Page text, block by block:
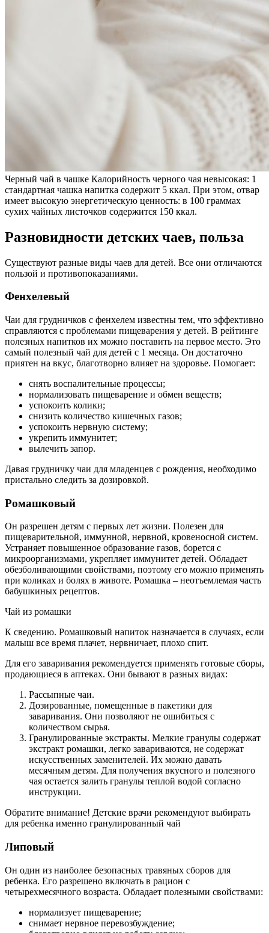
Черный чай в чашке Калорийность черного чая невысокая: 1
стандартная чашка напитка содержит 5 ккал. При этом, отвар
имеет высокую энергетическую ценность: в 100 граммах
сухих чайных листочков содержится 150 ккал.
Разновидности детских чаев, польза
Существуют разные виды чаев для детей. Все они отличаются
пользой и противопоказаниями.
Фенхелевый
Чаи для грудничков с фенхелем известны тем, что эффективно
справляются с проблемами пищеварения у детей. В рейтинге
полезных напитков их можно поставить на первое место. Это
самый полезный чай для детей с 1 месяца. Он достаточно
приятен на вкус, благотворно влияет на здоровье. Помогает:
снять воспалительные процессы;
нормализовать пищеварение и обмен веществ;
успокоить колики;
снизить количество кишечных газов;
успокоить нервную систему;
укрепить иммунитет;
вылечить запор.
Давая грудничку чаи для младенцев с рождения, необходимо
пристально следить за дозировкой.
Ромашковый
Он разрешен детям с первых лет жизни. Полезен для
пищеварительной, иммунной, нервной, кровеносной систем.
Устраняет повышенное образование газов, борется с
микроорганизмами, укрепляет иммунитет детей. Обладает
обезболивающими свойствами, поэтому его можно применять
при коликах и болях в животе. Ромашка – неотъемлемая часть
бабушкиных рецептов.
Чай из ромашки
К сведению. Ромашковый напиток назначается в случаях, если
малыш все время плачет, нервничает, плохо спит.
Для его заваривания рекомендуется применять готовые сборы,
продающиеся в аптеках. Они бывают в разных видах:
Рассыпные чаи.
Дозированные, помещенные в пакетики для
заваривания. Они позволяют не ошибиться с
количеством сырья.
Гранулированные экстракты. Мелкие гранулы содержат
экстракт ромашки, легко завариваются, не содержат
искусственных заменителей. Их можно давать
месячным детям. Для получения вкусного и полезного
чая остается залить гранулы теплой водой согласно
инструкции.
Обратите внимание! Детские врачи рекомендуют выбирать
для ребенка именно гранулированный чай
Липовый
Он один из наиболее безопасных травяных сборов для
ребенка. Его разрешено включать в рацион с
четырехмесячного возраста. Обладает полезными свойствами:
нормализует пищеварение;
снимает нервное перевозбуждение;